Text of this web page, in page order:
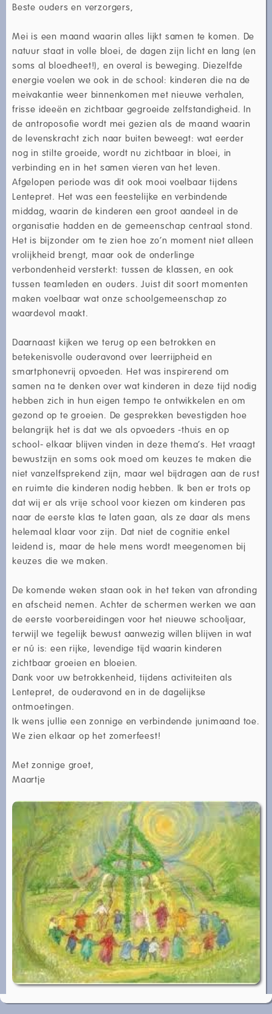
Beste ouders en verzorgers,
Mei is een maand waarin alles lijkt samen te komen. De
natuur staat in volle bloei, de dagen zijn licht en lang (en
soms al bloedheet!), en overal is beweging. Diezelfde
energie voelen we ook in de school: kinderen die na de
meivakantie weer binnenkomen met nieuwe verhalen,
frisse ideeën en zichtbaar gegroeide zelfstandigheid. In
de antroposofie wordt mei gezien als de maand waarin
de levenskracht zich naar buiten beweegt: wat eerder
nog in stilte groeide, wordt nu zichtbaar in bloei, in
verbinding en in het samen vieren van het leven.
Afgelopen periode was dit ook mooi voelbaar tijdens
Lentepret. Het was een feestelijke en verbindende
middag, waarin de kinderen een groot aandeel in de
organisatie hadden en de gemeenschap centraal stond.
Het is bijzonder om te zien hoe zo’n moment niet alleen
vrolijkheid brengt, maar ook de onderlinge
verbondenheid versterkt: tussen de klassen, en ook
tussen teamleden en ouders. Juist dit soort momenten
maken voelbaar wat onze schoolgemeenschap zo
waardevol maakt.
Daarnaast kijken we terug op een betrokken en
betekenisvolle ouderavond over leerrijpheid en
smartphonevrij opvoeden. Het was inspirerend om
samen na te denken over wat kinderen in deze tijd nodig
hebben zich in hun eigen tempo te ontwikkelen en om
gezond op te groeien. De gesprekken bevestigden hoe
belangrijk het is dat we als opvoeders -thuis en op
school- elkaar blijven vinden in deze thema’s. Het vraagt
bewustzijn en soms ook moed om keuzes te maken die
niet vanzelfsprekend zijn, maar wel bijdragen aan de rust
en ruimte die kinderen nodig hebben. Ik ben er trots op
dat wij er als vrije school voor kiezen om kinderen pas
naar de eerste klas te laten gaan, als ze daar als mens
helemaal klaar voor zijn. Dat niet de cognitie enkel
leidend is, maar de hele mens wordt meegenomen bij
keuzes die we maken.
De komende weken staan ook in het teken van afronding
en afscheid nemen. Achter de schermen werken we aan
de eerste voorbereidingen voor het nieuwe schooljaar,
terwijl we tegelijk bewust aanwezig willen blijven in wat
er nú is: een rijke, levendige tijd waarin kinderen
zichtbaar groeien en bloeien.
Dank voor uw betrokkenheid, tijdens activiteiten als
Lentepret, de ouderavond en in de dagelijkse
ontmoetingen.
Ik wens jullie een zonnige en verbindende junimaand toe.
We zien elkaar op het zomerfeest!
Met zonnige groet,
Maartje